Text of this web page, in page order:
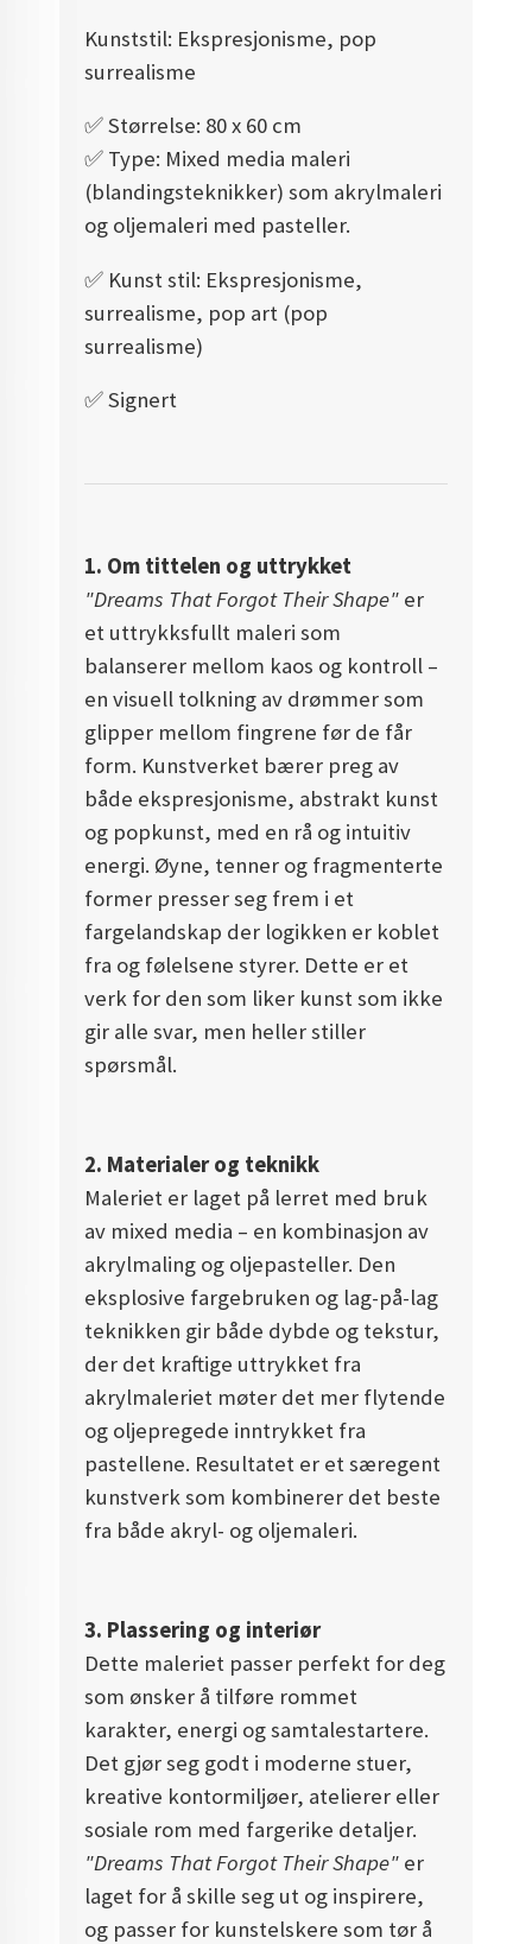
Kunststil: Ekspresjonisme, pop
surrealisme
✅️ Størrelse: 80 x 60 cm
✅️ Type: Mixed media maleri
(blandingsteknikker) som akrylmaleri
og oljemaleri med pasteller.
✅️ Kunst stil: Ekspresjonisme,
surrealisme, pop art (pop
surrealisme)
✅️ Signert
1. Om tittelen og uttrykket
"Dreams That Forgot Their Shape" er
et uttrykksfullt maleri som
balanserer mellom kaos og kontroll –
en visuell tolkning av drømmer som
glipper mellom fingrene før de får
form. Kunstverket bærer preg av
både ekspresjonisme, abstrakt kunst
og popkunst, med en rå og intuitiv
energi. Øyne, tenner og fragmenterte
former presser seg frem i et
fargelandskap der logikken er koblet
fra og følelsene styrer. Dette er et
verk for den som liker kunst som ikke
gir alle svar, men heller stiller
spørsmål.
2. Materialer og teknikk
Maleriet er laget på lerret med bruk
av mixed media – en kombinasjon av
akrylmaling og oljepasteller. Den
eksplosive fargebruken og lag-på-lag
teknikken gir både dybde og tekstur,
der det kraftige uttrykket fra
akrylmaleriet møter det mer flytende
og oljepregede inntrykket fra
pastellene. Resultatet er et særegent
kunstverk som kombinerer det beste
fra både akryl- og oljemaleri.
3. Plassering og interiør
Dette maleriet passer perfekt for deg
som ønsker å tilføre rommet
karakter, energi og samtalestartere.
Det gjør seg godt i moderne stuer,
kreative kontormiljøer, atelierer eller
sosiale rom med fargerike detaljer.
"Dreams That Forgot Their Shape" er
laget for å skille seg ut og inspirere,
og passer for kunstelskere som tør å